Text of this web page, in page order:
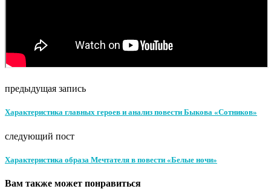
предыдущая запись
Характеристика главных героев и анализ повести Быкова «Сотников»
следующий пост
Характеристика образа Мечтателя в повести «Белые ночи»
Вам также может понравиться